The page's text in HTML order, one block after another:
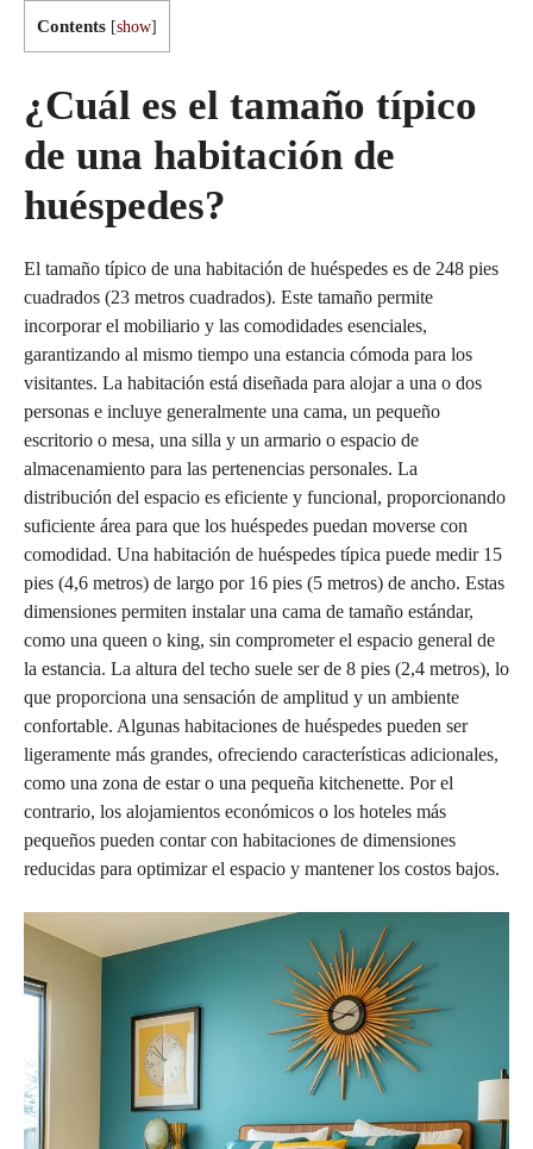
Contents [show]
¿Cuál es el tamaño típico
de una habitación de
huéspedes?
El tamaño típico de una habitación de huéspedes es de 248 pies
cuadrados (23 metros cuadrados). Este tamaño permite
incorporar el mobiliario y las comodidades esenciales,
garantizando al mismo tiempo una estancia cómoda para los
visitantes. La habitación está diseñada para alojar a una o dos
personas e incluye generalmente una cama, un pequeño
escritorio o mesa, una silla y un armario o espacio de
almacenamiento para las pertenencias personales. La
distribución del espacio es eficiente y funcional, proporcionando
suficiente área para que los huéspedes puedan moverse con
comodidad. Una habitación de huéspedes típica puede medir 15
pies (4,6 metros) de largo por 16 pies (5 metros) de ancho. Estas
dimensiones permiten instalar una cama de tamaño estándar,
como una queen o king, sin comprometer el espacio general de
la estancia. La altura del techo suele ser de 8 pies (2,4 metros), lo
que proporciona una sensación de amplitud y un ambiente
confortable. Algunas habitaciones de huéspedes pueden ser
ligeramente más grandes, ofreciendo características adicionales,
como una zona de estar o una pequeña kitchenette. Por el
contrario, los alojamientos económicos o los hoteles más
pequeños pueden contar con habitaciones de dimensiones
reducidas para optimizar el espacio y mantener los costos bajos.